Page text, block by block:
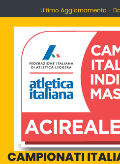
Ultimo Aggiornamento -
CAMPIONATI